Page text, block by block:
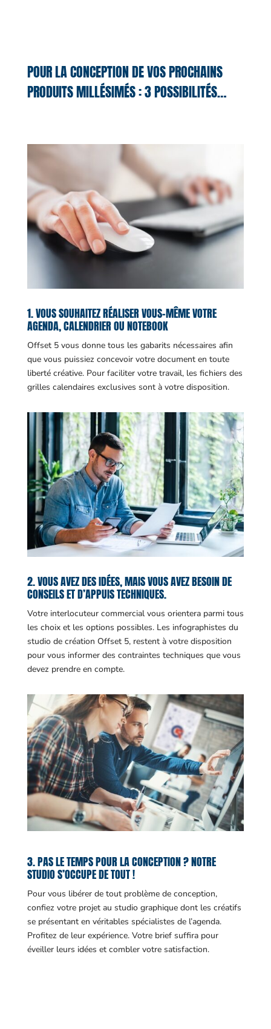
POUR LA CONCEPTION DE VOS PROCHAINS
PRODUITS MILLÉSIMÉS : 3 POSSIBILITÉS…
1. VOUS SOUHAITEZ RÉALISER VOUS-MÊME VOTRE
AGENDA, CALENDRIER OU NOTEBOOK
Offset 5 vous donne tous les gabarits nécessaires afin
que vous puissiez concevoir votre document en toute
liberté créative. Pour faciliter votre travail, les fichiers des
grilles calendaires exclusives sont à votre disposition.
2. VOUS AVEZ DES IDÉES, MAIS VOUS AVEZ BESOIN DE
CONSEILS ET D’APPUIS TECHNIQUES.
Votre interlocuteur commercial vous orientera parmi tous
les choix et les options possibles. Les infographistes du
studio de création Offset 5, restent à votre disposition
pour vous informer des contraintes techniques que vous
devez prendre en compte.
3. PAS LE TEMPS POUR LA CONCEPTION ? NOTRE
STUDIO S’OCCUPE DE TOUT !
Pour vous libérer de tout problème de conception,
confiez votre projet au studio graphique dont les créatifs
se présentant en véritables spécialistes de l’agenda.
Profitez de leur expérience. Votre brief suffira pour
éveiller leurs idées et combler votre satisfaction.